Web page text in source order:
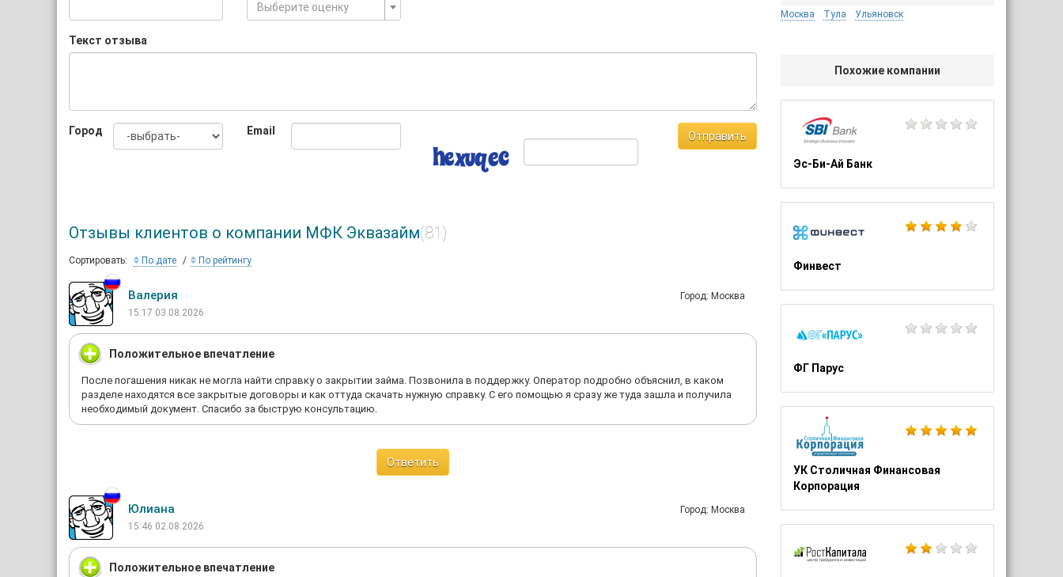
Москва Тула Ульяновск
Похожие компании
Эс-Би-Ай Банк
Финвест
ФГ Парус
УК Столичная Финансовая
Корпорация
Выберите оценку
Текст отзыва
Город Email Отправить
Отзывы клиентов о компании МФК Эквазайм(81)
Сортировать: По дате По рейтингу
Валерия
Город: Москва
15:17 03.08.2026
Положительное впечатление
После погашения никак не могла найти справку о закрытии займа. Позвонила в поддержку. Оператор подробно объяснил, в каком
разделе находятся все закрытые договоры и как оттуда скачать нужную справку. С его помощью я сразу же туда зашла и получила
необходимый документ. Спасибо за быструю консультацию.
Ответить
Юлиана
Город: Москва
15:46 02.08.2026
Положительное впечатление